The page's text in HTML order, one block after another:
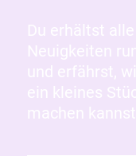
Du erhältst
Neuigkeiten
und erfährst,
ein kleines
machen